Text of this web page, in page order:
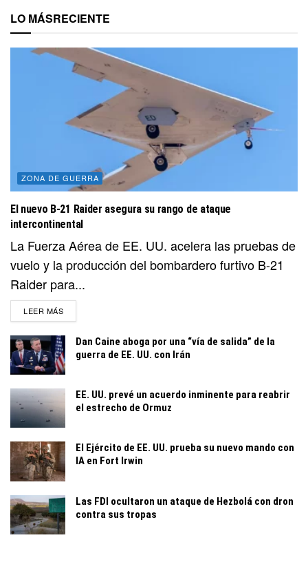
LO MÁSRECIENTE
ZONA DE GUERRA
El nuevo B-21 Raider asegura su rango de ataque
intercontinental
La Fuerza Aérea de EE. UU. acelera las pruebas de
vuelo y la producción del bombardero furtivo B-21
Raider para...
LEER MÁSDETAILS
Dan Caine aboga por una “vía de salida” de la
guerra de EE. UU. con Irán
EE. UU. prevé un acuerdo inminente para reabrir
el estrecho de Ormuz
El Ejército de EE. UU. prueba su nuevo mando con
IA en Fort Irwin
Las FDI ocultaron un ataque de Hezbolá con dron
contra sus tropas